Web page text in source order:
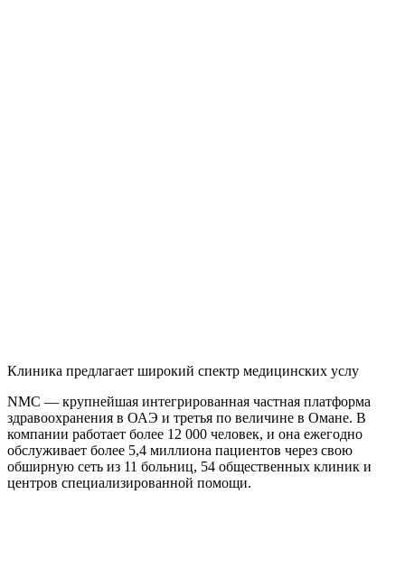
Клиника предлагает широкий спектр медицинских услу
NMC — крупнейшая интегрированная частная платформа
здравоохранения в ОАЭ и третья по величине в Омане. В
компании работает более 12 000 человек, и она ежегодно
обслуживает более 5,4 миллиона пациентов через свою
обширную сеть из 11 больниц, 54 общественных клиник и
центров специализированной помощи.